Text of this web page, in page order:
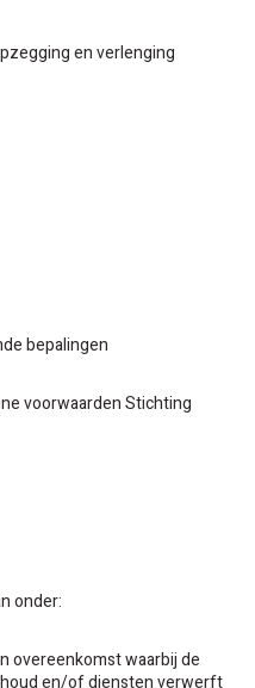
en verlenging
bepalingen
voorwaarden Stichting
onder:
overeenkomst waarbij de
en/of diensten verwerft